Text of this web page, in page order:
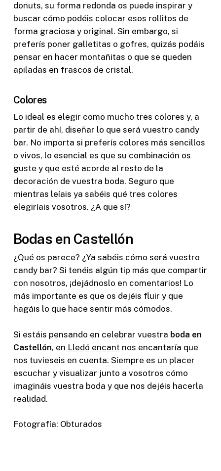
donuts, su forma redonda os puede inspirar y
buscar cómo podéis colocar esos rollitos de
forma graciosa y original. Sin embargo, si
preferís poner galletitas o gofres, quizás podáis
pensar en hacer montañitas o que se queden
apiladas en frascos de cristal.
Colores
Lo ideal es elegir como mucho tres colores y, a
partir de ahí, diseñar lo que será vuestro candy
bar. No importa si preferís colores más sencillos
o vivos, lo esencial es que su combinación os
guste y que esté acorde al resto de la
decoración de vuestra boda. Seguro que
mientras leíais ya sabéis qué tres colores
elegiríais vosotros. ¿A que sí?
Bodas en Castellón
¿Qué os parece? ¿Ya sabéis cómo será vuestro
candy bar? Si tenéis algún tip más que compartir
con nosotros, ¡dejádnoslo en comentarios! Lo
más importante es que os dejéis fluir y que
hagáis lo que hace sentir más cómodos.
Si estáis pensando en celebrar vuestra boda en
Castellón, en Lledó encant nos encantaría que
nos tuvieseis en cuenta. Siempre es un placer
escuchar y visualizar junto a vosotros cómo
imagináis vuestra boda y que nos dejéis hacerla
realidad.
Fotografía: Obturados